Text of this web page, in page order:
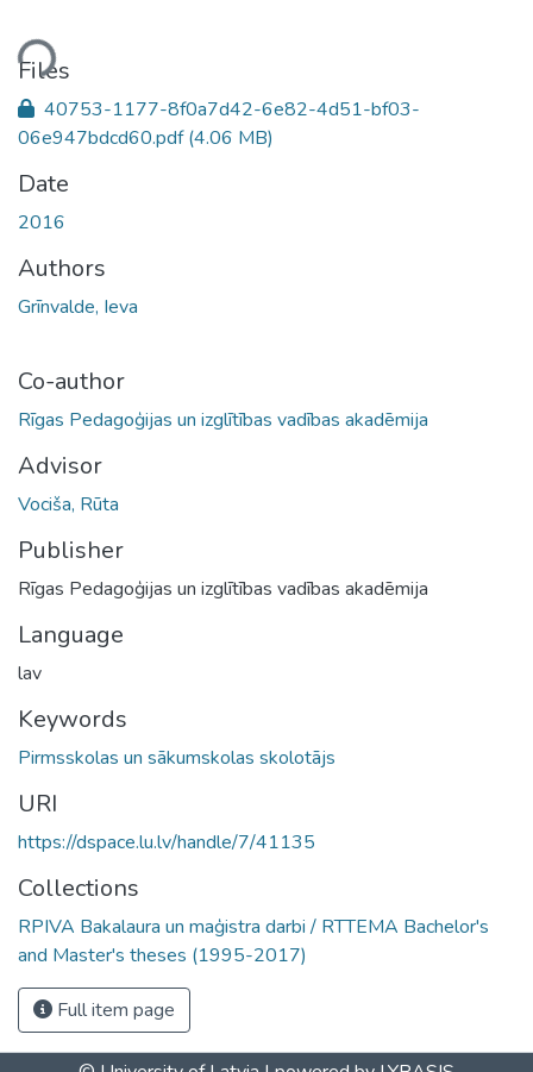
Files
40753-1177-8f0a7d42-6e82-4d51-bf03-
06e947bdcd60.pdf(4.06 MB)
Date
2016
Authors
Grīnvalde, Ieva
Co-author
Rīgas Pedagoģijas un izglītības vadības akadēmija
Advisor
Vociša, Rūta
Publisher
Rīgas Pedagoģijas un izglītības vadības akadēmija
Language
lav
Keywords
Pirmsskolas un sākumskolas skolotājs
URI
https://dspace.lu.lv/handle/7/41135
Collections
RPIVA Bakalaura un maģistra darbi / RTTEMA Bachelor's
and Master's theses (1995-2017)
Full item page